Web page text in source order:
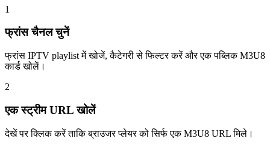
1
फ्रांस चैनल चुनें
फ्रांस IPTV playlist में खोजें, कैटेगरी से फिल्टर करें और एक पब्लिक M3U8
कार्ड खोलें।
2
एक स्ट्रीम URL खोलें
देखें पर क्लिक करें ताकि ब्राउजर प्लेयर को सिर्फ एक M3U8 URL मिले।